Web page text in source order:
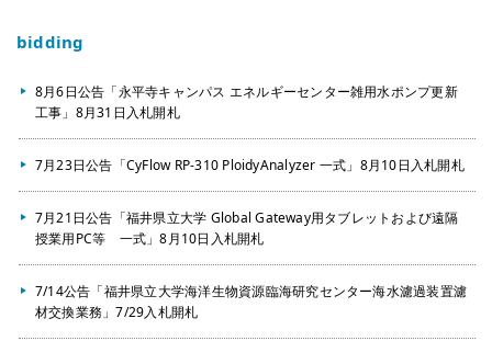
bidding
8月6日公告「永平寺キャンパス エネルギーセンター雑用水ポンプ更新
工事」8月31日入札開札
7月23日公告「CyFlow RP-310 PloidyAnalyzer 一式」8月10日入札開札
7月21日公告「福井県立大学 Global Gateway用タブレットおよび遠隔
授業用PC等 一式」8月10日入札開札
7/14公告「福井県立大学海洋生物資源臨海研究センター海水濾過装置濾
材交換業務」7/29入札開札